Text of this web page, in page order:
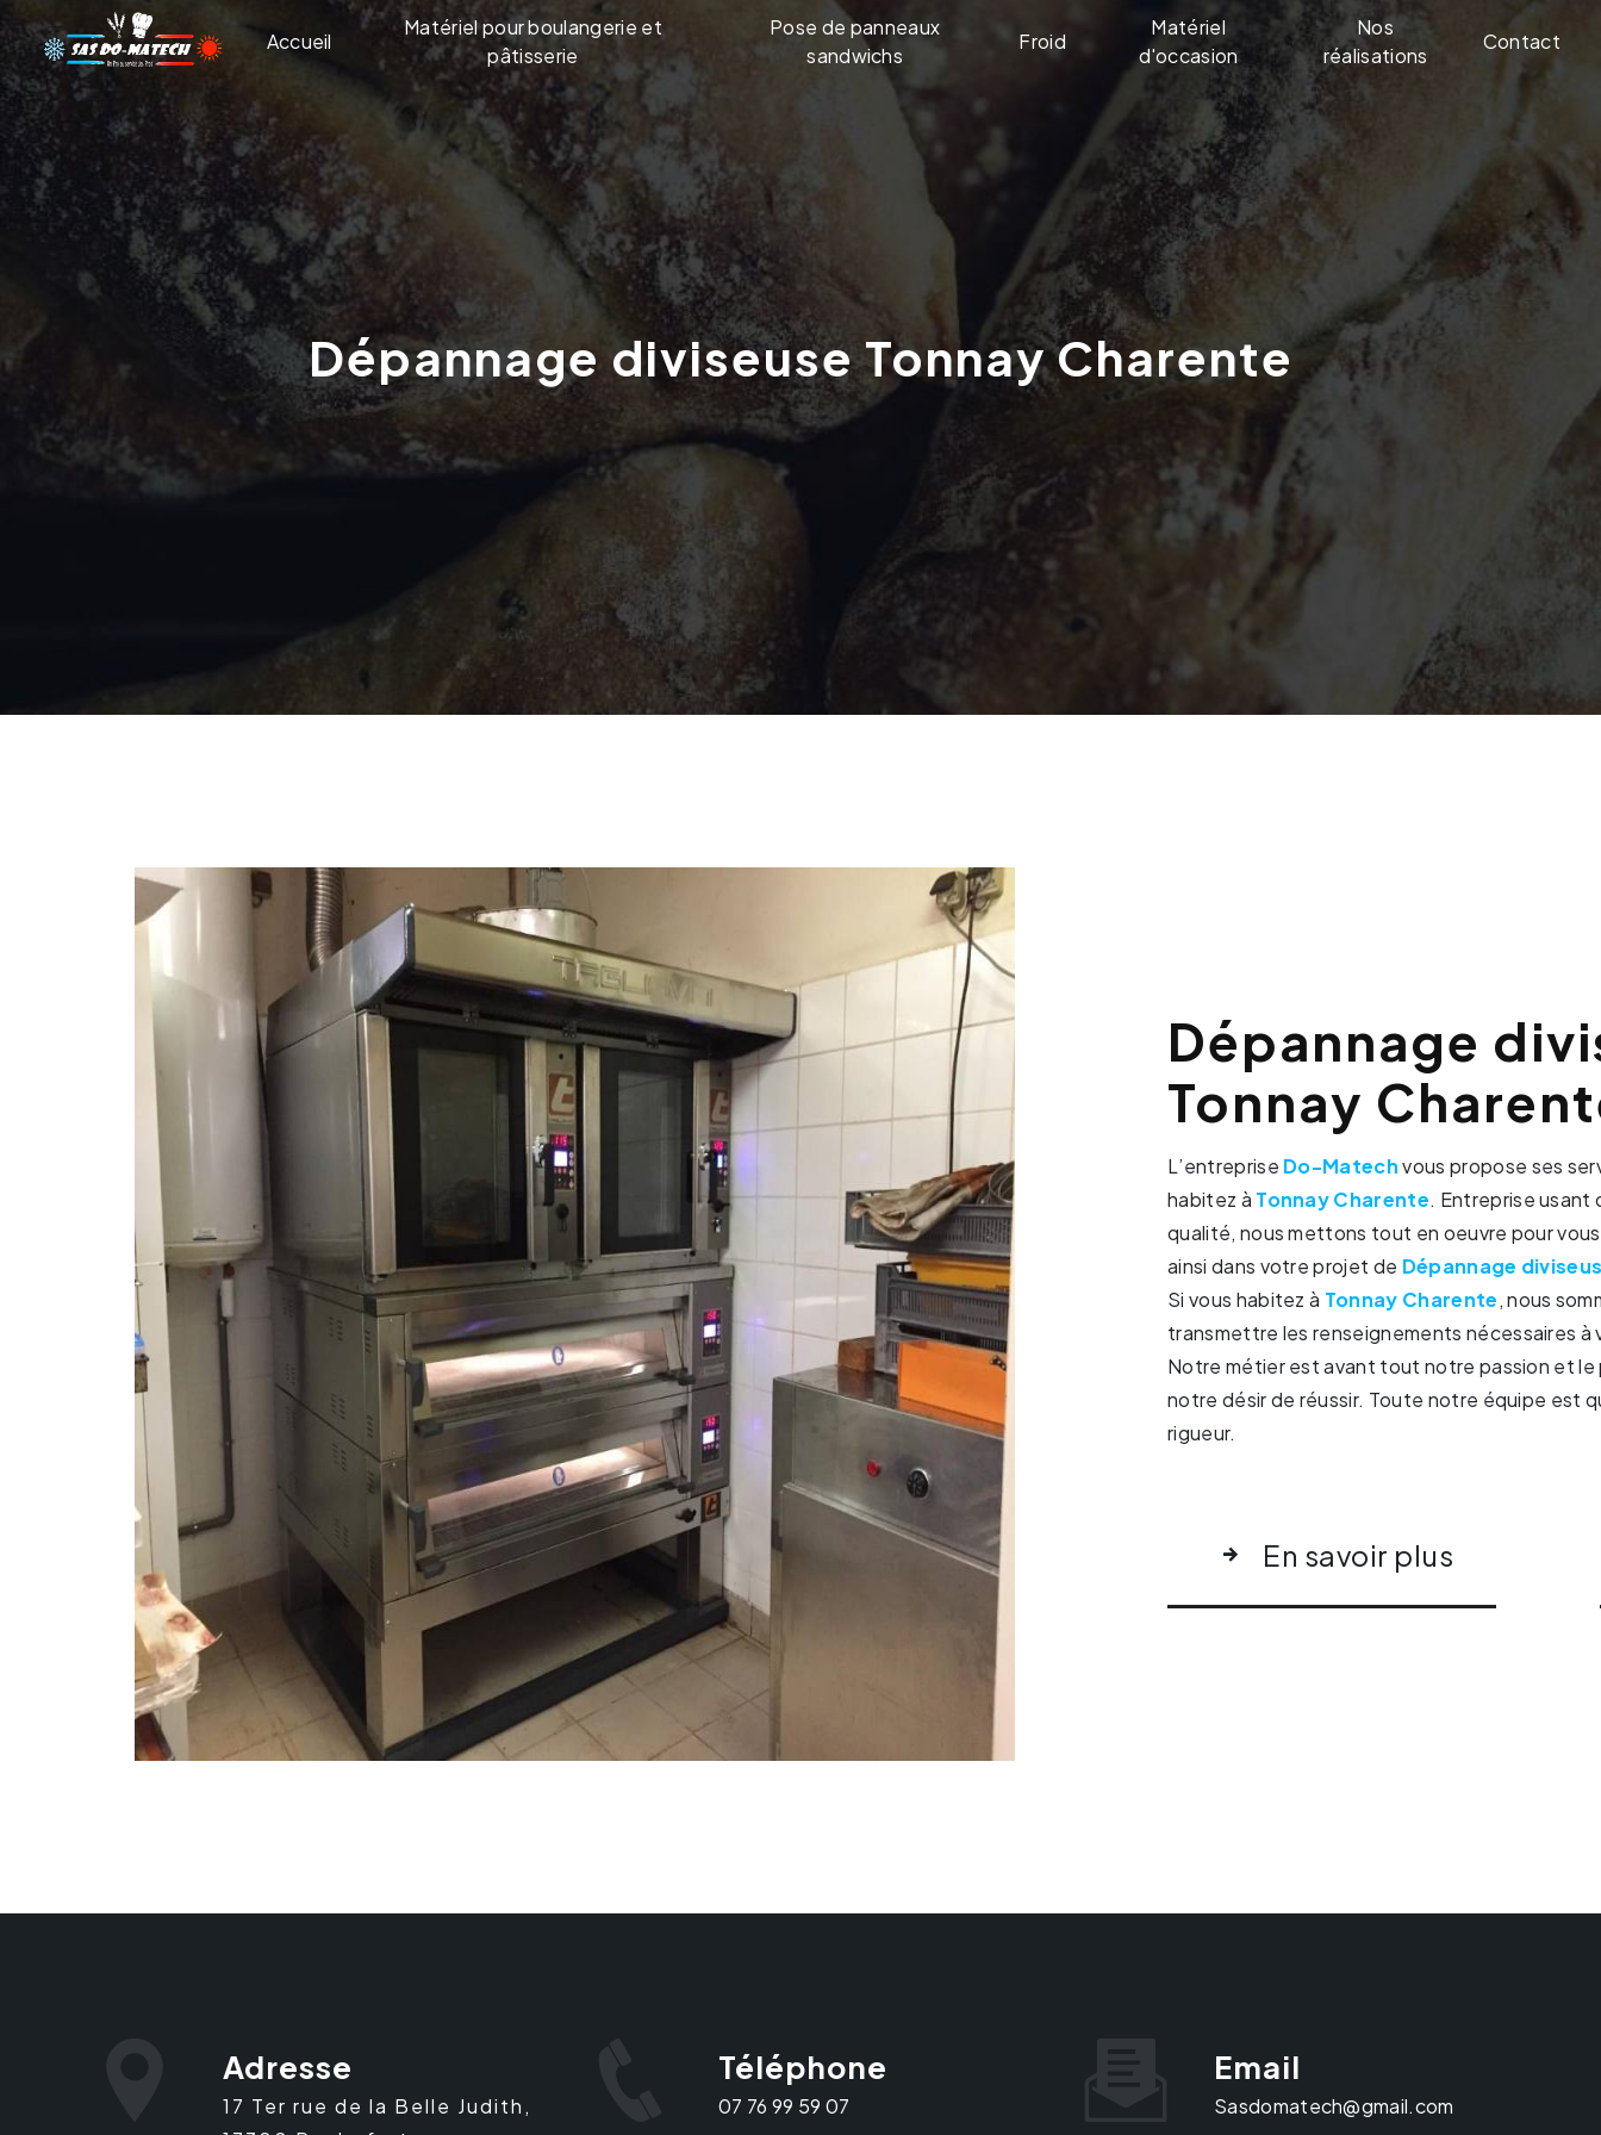
Accueil
Matériel pour boulangerie et
pâtisserie
Pose de panneaux
sandwichs
Froid
Matériel
d'occasion
Nos
réalisations
Contact
Dépannage diviseuse Tonnay Charente
Dépannage diviseuse à
Tonnay
L’entreprise Do-Matechvous propose ses
habitez à Tonnay Charente. Entreprise usant
qualité, nous mettons tout en oeuvre pour
ainsi dans votre projet de Dépannage
Si vous habitez à Tonnay Charente, nous
transmettre les renseignements nécessaires
Notre métier est avant tout notre passion et
notre désir de réussir. Toute notre équipe est
rigueur.
En savoir plus
Adresse
17 Ter rue de la Belle Judith,
Téléphone
07 76 99 59 07
Email
sasdomatech@gmail.com
Panneau de gestion des cookies